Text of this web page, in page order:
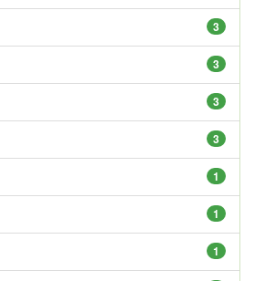
3
3
3
3
1
1
1